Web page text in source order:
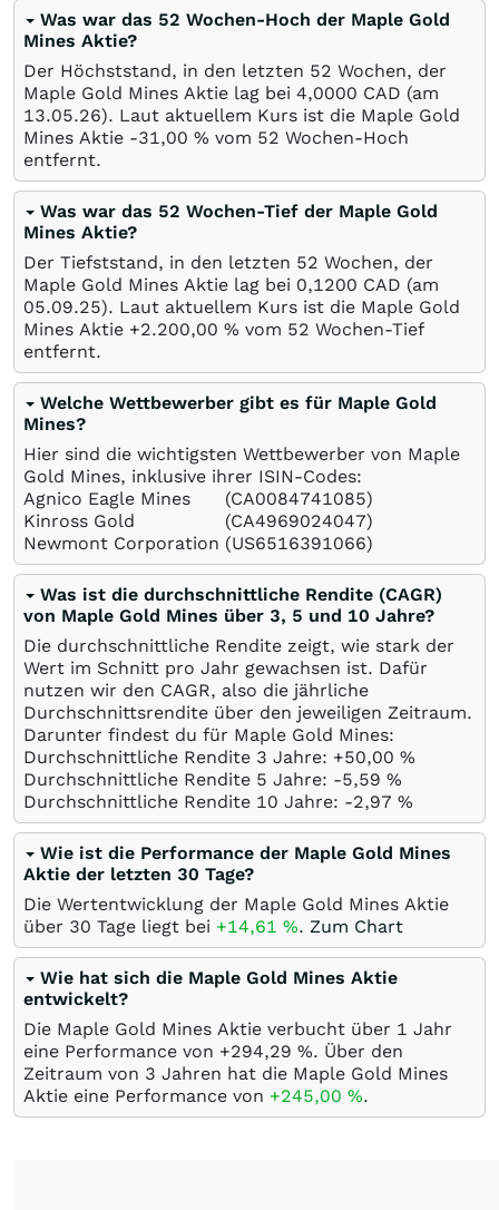
Was war das 52 Wochen-Hoch der Maple Gold
Mines Aktie?
Der Höchststand, in den letzten 52 Wochen, der
Maple Gold Mines Aktie lag bei 4,0000 CAD (am
13.05.26). Laut aktuellem Kurs ist die Maple Gold
Mines Aktie -31,00 % vom 52 Wochen-Hoch
entfernt.
Was war das 52 Wochen-Tief der Maple Gold
Mines Aktie?
Der Tiefststand, in den letzten 52 Wochen, der
Maple Gold Mines Aktie lag bei 0,1200 CAD (am
05.09.25). Laut aktuellem Kurs ist die Maple Gold
Mines Aktie +2.200,00 % vom 52 Wochen-Tief
entfernt.
Welche Wettbewerber gibt es für Maple Gold
Mines?
Hier sind die wichtigsten Wettbewerber von Maple
Gold Mines, inklusive ihrer ISIN-Codes:
Agnico Eagle Mines
(CA0084741085)
Kinross Gold
(CA4969024047)
Newmont Corporation (US6516391066)
Was ist die durchschnittliche Rendite (CAGR)
von Maple Gold Mines über 3, 5 und 10 Jahre?
Die durchschnittliche Rendite zeigt, wie stark der
Wert im Schnitt pro Jahr gewachsen ist. Dafür
nutzen wir den CAGR, also die jährliche
Durchschnittsrendite über den jeweiligen Zeitraum.
Darunter findest du für Maple Gold Mines:
Durchschnittliche Rendite 3 Jahre: +50,00 %
Durchschnittliche Rendite 5 Jahre: -5,59 %
Durchschnittliche Rendite 10 Jahre: -2,97 %
Wie ist die Performance der Maple Gold Mines
Aktie der letzten 30 Tage?
Die Wertentwicklung der Maple Gold Mines Aktie
über 30 Tage liegt bei +14,61 %. Zum Chart
Wie hat sich die Maple Gold Mines Aktie
entwickelt?
Die Maple Gold Mines Aktie verbucht über 1 Jahr
eine Performance von +294,29 %. Über den
Zeitraum von 3 Jahren hat die Maple Gold Mines
Aktie eine Performance von +245,00 %.